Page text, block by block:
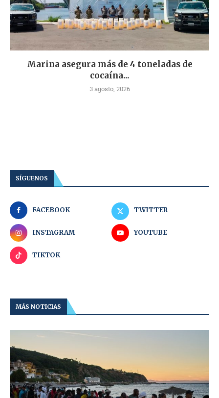
Marina asegura más de 4 toneladas de
cocaína...
3 agosto, 2026
SÍGUENOS
FACEBOOK TWITTER
INSTAGRAM YOUTUBE
TIKTOK
MÁS NOTICIAS